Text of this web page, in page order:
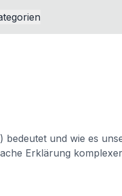
bedeutet und wie es
Erklärung